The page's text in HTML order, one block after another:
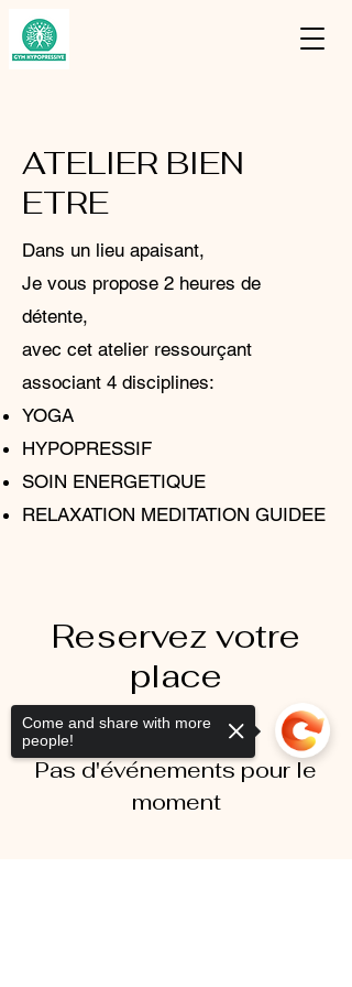
ATELIER BIEN
ETRE
Dans un lieu apaisant,
Je vous propose 2 heures de
détente,
avec cet atelier ressourçant
associant 4 disciplines:
YOGA
HYPOPRESSIF
SOIN ENERGETIQUE
RELAXATION MEDITATION GUIDEE
Reservez votre
place
Pas d'événements pour le
moment
Come and share with more
people!